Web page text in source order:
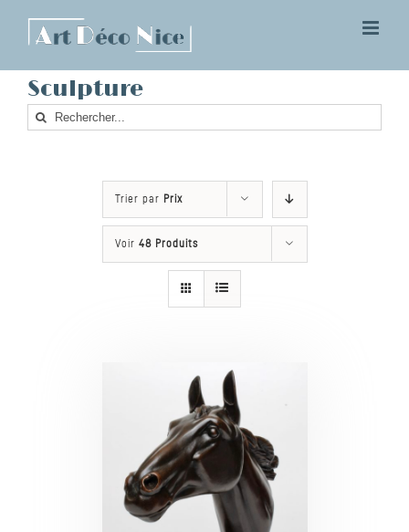
Sculpture
Rechercher
Trier par Prix
Voir 48 Produits